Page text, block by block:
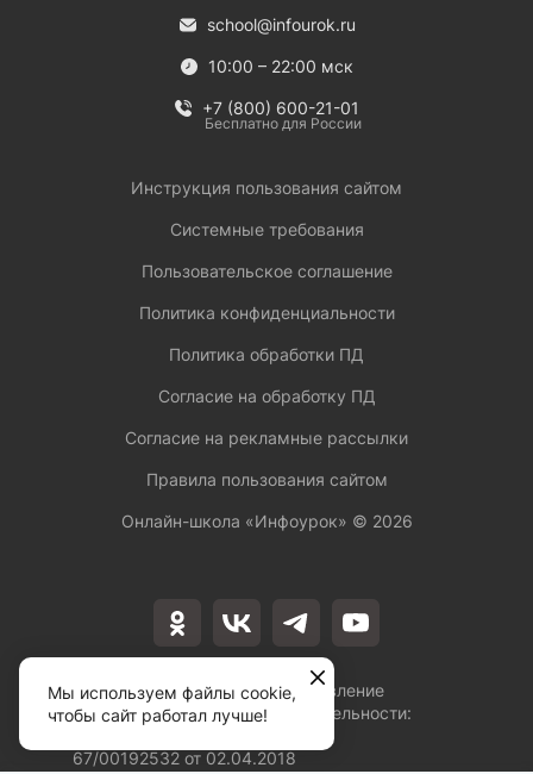
Лицензия на осуществление
образовательной деятельности:
67/00192532 от 02.04.2018
school@infourok.ru
10:00 – 22:00 мск
+7 (800) 600-21-01
Бесплатно для России
Инструкция пользования сайтом
Системные требования
Пользовательское соглашение
Политика конфиденциальности
Политика обработки ПД
Согласие на обработку ПД
Согласие на рекламные рассылки
Правила пользования сайтом
Онлайн-школа «Инфоурок» © 2026
Мы используем файлы cookie,
чтобы сайт работал лучше!